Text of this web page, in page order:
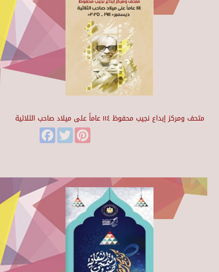
متحف ومركز إبداع نجيب محفوظ ١١٤ عاماً على ميلاد صاحب الثلاثية
FacebookTwitter